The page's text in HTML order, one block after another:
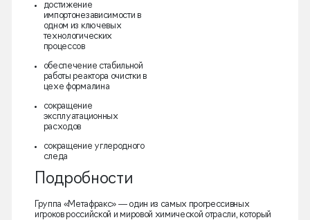
достижение
импортонезависимости в
одном из ключевых
технологических
процессов
обеспечение стабильной
работы реактора очистки в
цехе формалина
сокращение
эксплуатационных
расходов
сокращение углеродного
следа
Подробности
Группа «Метафракс» — один из самых прогрессивных
игроков российской и мировой химической отрасли, который